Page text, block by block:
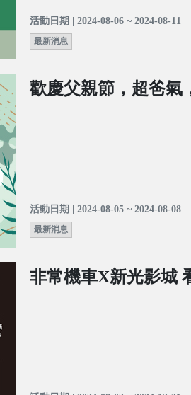
活動日期 | 2024-08-06 ~ 2024-08-11
最新消息
歡慶父親節，超爸氣
活動日期 | 2024-08-05 ~ 2024-08-08
最新消息
非常機車X新光影城